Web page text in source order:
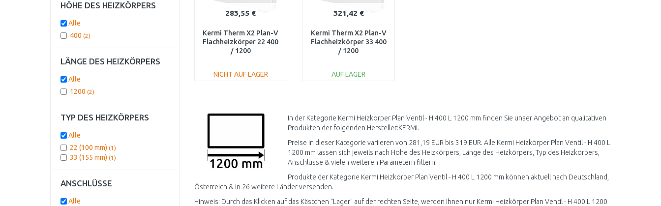
283,55 €
Kermi Therm X2 Plan-V
Flachheizkörper 22 400
/ 1200
NICHT AUF LAGER
Vergleichen
321,42 €
Kermi Therm X2 Plan-V
Flachheizkörper 33 400
/ 1200
AUF LAGER
In der Kategorie Kermi Heizkörper Plan Ventil - H 400 L 1200 mm finden Sie unser Angebot an qualitativen
Produkten der folgenden Hersteller:KERMI.
Preise in dieser Kategorie variieren von 281,19 EUR bis 319 EUR. Alle Kermi Heizkörper Plan Ventil - H 400 L
1200 mm lassen sich jeweils nach Höhe des Heizkörpers, Länge des Heizkörpers, Typ des Heizkörpers,
Anschlüsse & vielen weiteren Parametern filtern.
Produkte der Kategorie Kermi Heizkörper Plan Ventil - H 400 L 1200 mm können aktuell nach Deutschland,
Österreich & in 26 weitere Länder versenden.
Hinweis: Durch das Klicken auf das Kästchen "Lager" auf der rechten Seite, werden Ihnen nur Kermi Heizkörper Plan Ventil - H 400 L 1200
HÖHE DES HEIZKÖRPERS
Alle
400 (2)
LÄNGE DES HEIZKÖRPERS
Alle
1200 (2)
TYP DES HEIZKÖRPERS
Alle
22 (100 mm) (1)
33 (155 mm) (1)
ANSCHLÜSSE
Alle